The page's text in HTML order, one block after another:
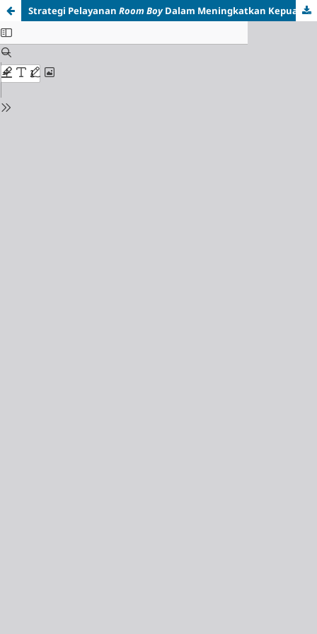
Strategi Pelayanan Room BoyDalam Meningkatkan Kepuasan Tamu di Hotel Pusako Bukittinggi